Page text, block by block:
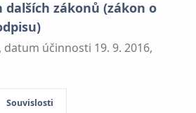
zákonů (zákon o
datum účinnosti 19. 9. 2016,
Souvislosti